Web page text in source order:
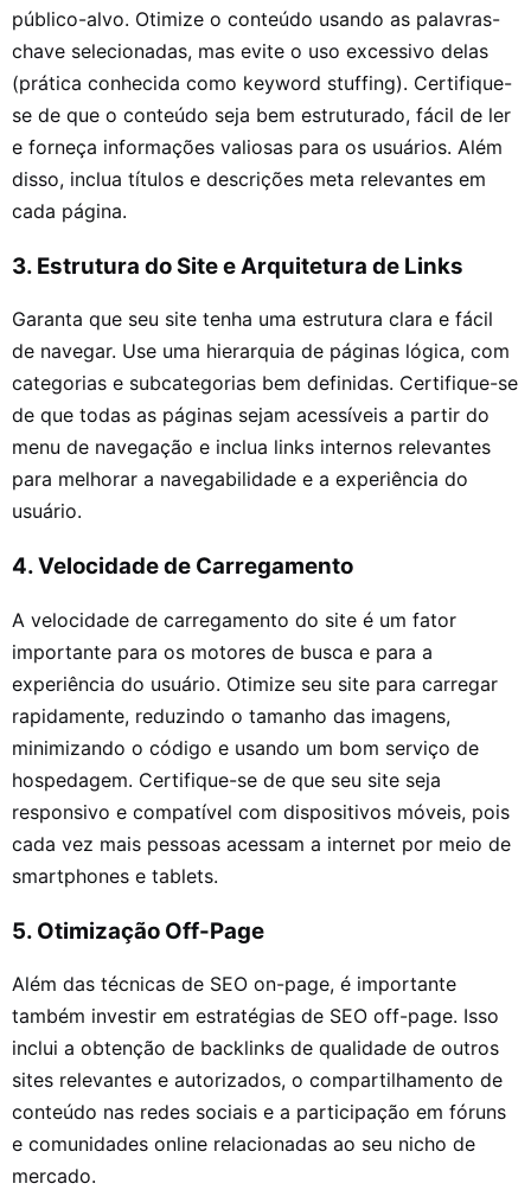
público-alvo. Otimize o conteúdo usando as palavras-
chave selecionadas, mas evite o uso excessivo delas
(prática conhecida como keyword stuffing). Certifique-
se de que o conteúdo seja bem estruturado, fácil de ler
e forneça informações valiosas para os usuários. Além
disso, inclua títulos e descrições meta relevantes em
cada página.
3. Estrutura do Site e Arquitetura de Links
Garanta que seu site tenha uma estrutura clara e fácil
de navegar. Use uma hierarquia de páginas lógica, com
categorias e subcategorias bem definidas. Certifique-se
de que todas as páginas sejam acessíveis a partir do
menu de navegação e inclua links internos relevantes
para melhorar a navegabilidade e a experiência do
usuário.
4. Velocidade de Carregamento
A velocidade de carregamento do site é um fator
importante para os motores de busca e para a
experiência do usuário. Otimize seu site para carregar
rapidamente, reduzindo o tamanho das imagens,
minimizando o código e usando um bom serviço de
hospedagem. Certifique-se de que seu site seja
responsivo e compatível com dispositivos móveis, pois
cada vez mais pessoas acessam a internet por meio de
smartphones e tablets.
5. Otimização Off-Page
Além das técnicas de SEO on-page, é importante
também investir em estratégias de SEO off-page. Isso
inclui a obtenção de backlinks de qualidade de outros
sites relevantes e autorizados, o compartilhamento de
conteúdo nas redes sociais e a participação em fóruns
e comunidades online relacionadas ao seu nicho de
mercado.